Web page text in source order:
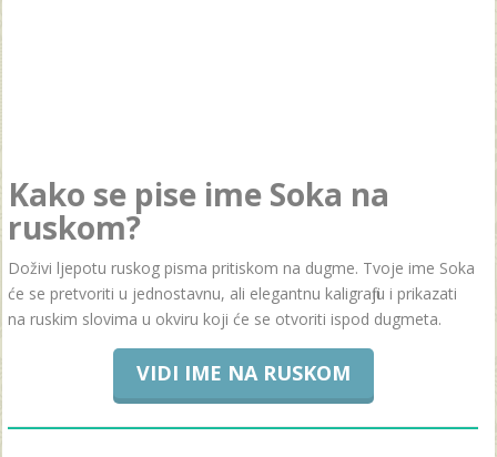
Kako se pise ime Soka na
ruskom?
Doživi ljepotu ruskog pisma pritiskom na dugme. Tvoje ime Soka
će se pretvoriti u jednostavnu, ali elegantnu kaligrafiju i prikazati
na ruskim slovima u okviru koji će se otvoriti ispod dugmeta.
VIDI IME NA RUSKOM